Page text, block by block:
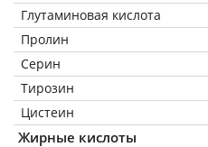
Глутаминовая кислота
Пролин
Серин
Тирозин
Цистеин
Жирные кислоты